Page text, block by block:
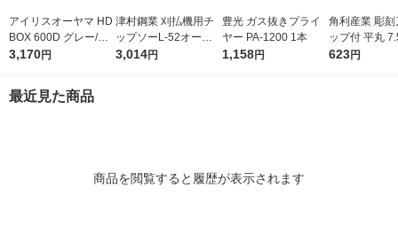
アイリスオーヤマ HD
BOX 600D グレー/モ
スグリーン 1台
3,170円
津村鋼業 刈払機用チ
ップソーL-52オール
ラウンド L-52 230×2.
3,014円
豊光 ガス抜きプライ
ヤー PA-1200 1本
1,158円
角利産業 彫刻
ップ付 平丸
541 1個
623円
最近見た商品
商品を閲覧すると履歴が表示されます